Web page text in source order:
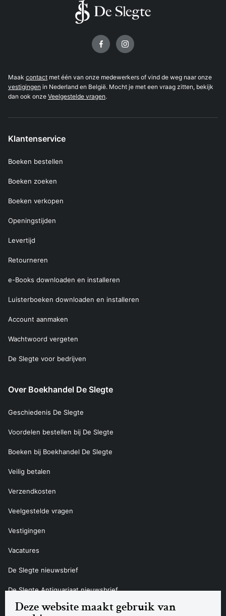
Deze website maakt gebruik van
Maak contact met één van onze medewerkers of vind de weg naar onze
vestigingen in Nederland en België. Mocht je met een vraag zitten, bekijk
dan ook onze Veelgestelde vragen.
Klantenservice
Boeken bestellen
Boeken zoeken
Boeken verkopen
Openingstijden
Levertijd
Retourneren
e-Books downloaden en installeren
Luisterboeken downloaden en installeren
Account aanmaken
Wachtwoord vergeten
De Slegte voor bedrijven
Over Boekhandel De Slegte
Geschiedenis De Slegte
Voordelen bestellen bij De Slegte
Boeken bij Boekhandel De Slegte
Veilig betalen
Verzendkosten
Veelgestelde vragen
Vestigingen
Vacatures
De Slegte nieuwsbrief
De Slegte Antiquariaat nieuwsbrief
Contact